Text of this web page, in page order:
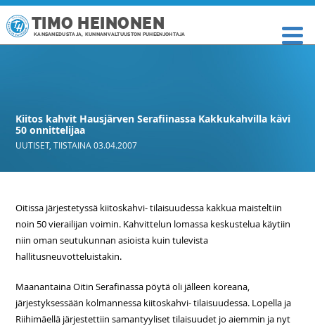
TIMO HEINONEN
KANSANEDUSTAJA, KUNNANVALTUUSTON PUHEENJOHTAJA
Kiitos kahvit Hausjärven Serafiinassa Kakkukahvilla kävi
50 onnittelijaa
UUTISET,TIISTAINA 03.04.2007
Oitissa järjestetyssä kiitoskahvi- tilaisuudessa kakkua maisteltiin
noin 50 vierailijan voimin. Kahvittelun lomassa keskustelua käytiin
niin oman seutukunnan asioista kuin tulevista
hallitusneuvotteluistakin.
Maanantaina Oitin Serafinassa pöytä oli jälleen koreana,
järjestyksessään kolmannessa kiitoskahvi- tilaisuudessa. Lopella ja
Riihimäellä järjestettiin samantyyliset tilaisuudet jo aiemmin ja nyt